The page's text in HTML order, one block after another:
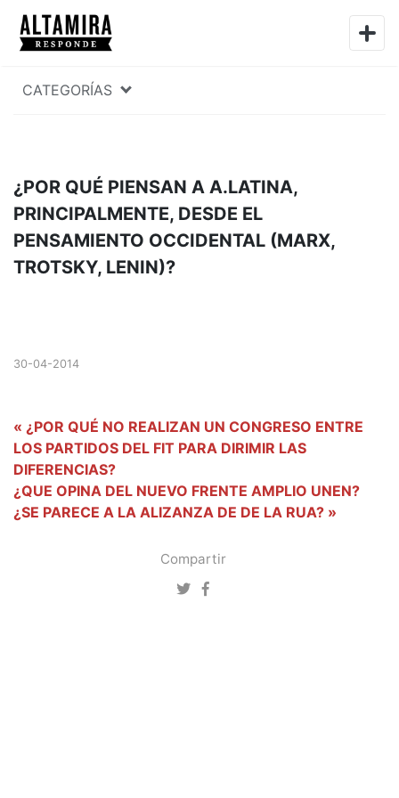
CATEGORÍAS
Compartir
¿POR QUÉ PIENSAN A A.LATINA,
PRINCIPALMENTE, DESDE EL
PENSAMIENTO OCCIDENTAL (MARX,
TROTSKY, LENIN)?
30-04-2014
« ¿POR QUÉ NO REALIZAN UN CONGRESO ENTRE
LOS PARTIDOS DEL FIT PARA DIRIMIR LAS
DIFERENCIAS?
¿QUE OPINA DEL NUEVO FRENTE AMPLIO UNEN?
¿SE PARECE A LA ALIZANZA DE DE LA RUA? »